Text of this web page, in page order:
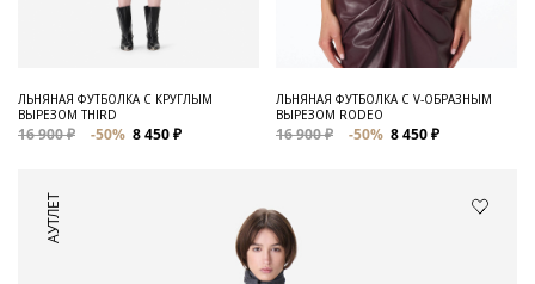
ЛЬНЯНАЯ ФУТБОЛКА С КРУГЛЫМ
ВЫРЕЗОМ THIRD
16 900 ₽ -50% 8 450 ₽
ЛЬНЯНАЯ ФУТБОЛКА C V-ОБРАЗНЫМ
ВЫРЕЗОМ RODEO
16 900 ₽ -50% 8 450 ₽
АУТЛЕТ